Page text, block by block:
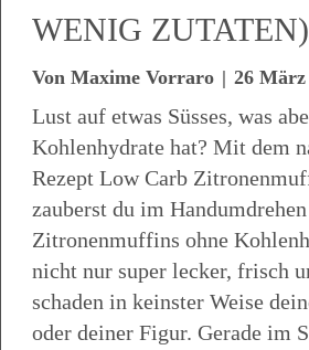
WENIG ZUTATEN)
Von Maxime Vorraro | 26 März
Lust auf etwas Süsses, was
Kohlenhydrate hat? Mit dem
Rezept Low Carb
zauberst du im
Zitronenmuffins ohne
nicht nur super lecker, frisch
schaden in keinster Weise
oder deiner Figur. Gerade im